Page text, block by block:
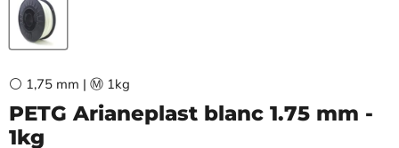
⚪ 1,75 mm | Ⓜ️ 1kg
PETG Arianeplast blanc 1.75 mm -
1kg